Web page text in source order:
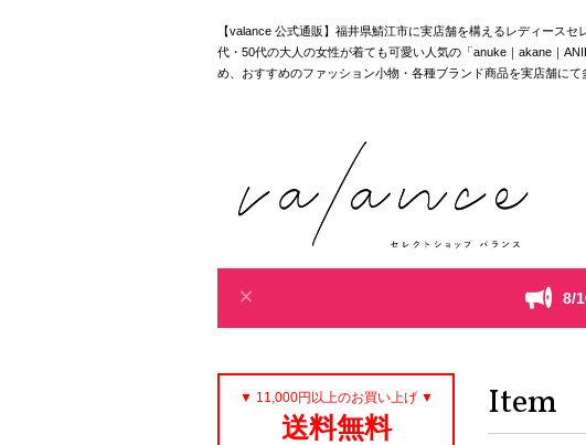
【valance 公式通販】福井県鯖江市に実店舗を構えるレディース
代・50代の大人の女性が着ても可愛い人気の「anuke｜akane｜
め、おすすめのファッション小物・各種ブランド商品を実店舗に
8/
Item
▼ 11,000円以上のお買い上げ ▼
送料無料